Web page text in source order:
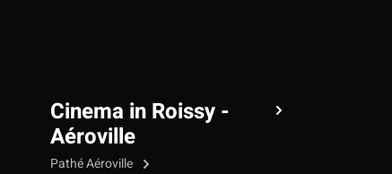
Cinema in Roissy -
Aéroville
Pathé Aéroville